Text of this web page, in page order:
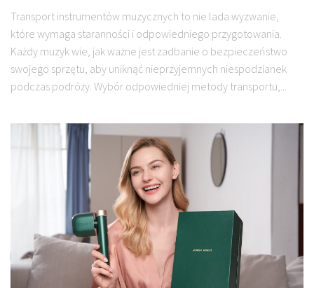
Transport instrumentów muzycznych to nie lada wyzwanie,
które wymaga staranności i odpowiedniego przygotowania.
Każdy muzyk wie, jak ważne jest zadbanie o bezpieczeństwo
swojego sprzętu, aby uniknąć nieprzyjemnych niespodzianek
podczas podróży. Wybór odpowiedniej metody transportu,...